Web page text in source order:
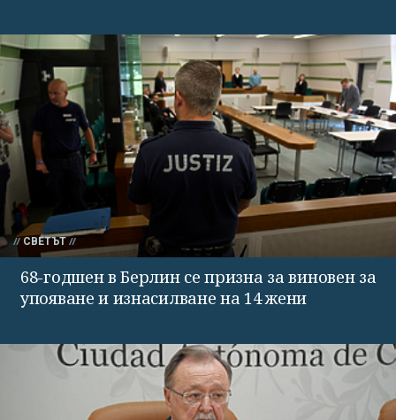
СВЕТЪТ
68-годшен в Берлин се призна за виновен за
упояване и изнасилване на 14 жени